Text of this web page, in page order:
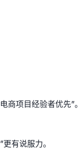
商项目经验者优先”。
有说服力。